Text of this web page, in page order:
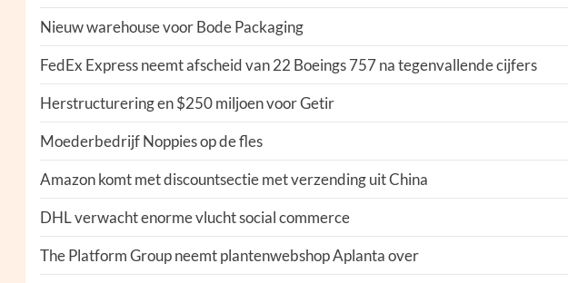
Nieuw warehouse voor Bode Packaging
FedEx Express neemt afscheid van 22 Boeings 757 na tegenvallende cijfers
Herstructurering en $250 miljoen voor Getir
Moederbedrijf Noppies op de fles
Amazon komt met discountsectie met verzending uit China
DHL verwacht enorme vlucht social commerce
The Platform Group neemt plantenwebshop Aplanta over